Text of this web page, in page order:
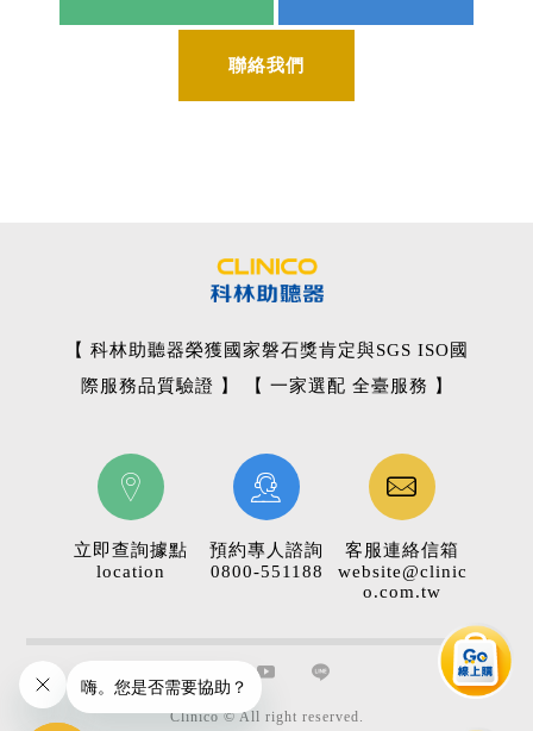
聯絡我們
【 科林助聽器榮獲國家磐石獎肯定與SGS ISO國
際服務品質驗證 】 【 一家選配 全臺服務 】
立即查詢據點
location
預約專人諮詢
0800-551188
客服連絡信箱
website@clinic
o.com.tw
Clinico © All right reserved.